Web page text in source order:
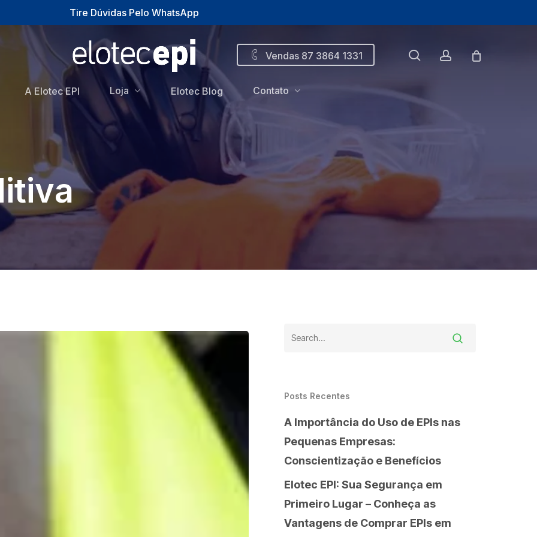
Tire Dúvidas Pelo WhatsApp
Vendas 87 3864 1331
A Elotec EPI Loja Elotec Blog Contato
Posts Recentes
A Importância do Uso de EPIs nas
Pequenas Empresas:
Conscientização e Benefícios
Elotec EPI: Sua Segurança em
Primeiro Lugar – Conheça as
Vantagens de Comprar EPIs em